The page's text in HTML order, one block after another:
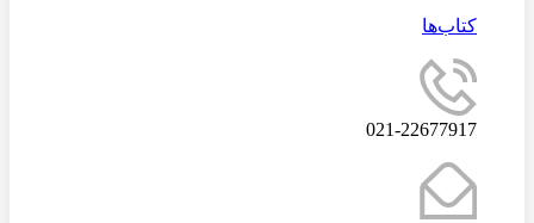
کتاب‌ها
021-22677917